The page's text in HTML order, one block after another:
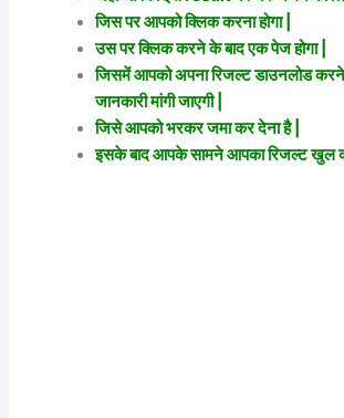
जिस पर आपको क्लिक करना होगा |
उस पर क्लिक करने के बाद एक पेज होगा |
जिसमें आपको अपना रिजल्ट डाउनलोड
जानकारी मांगी जाएगी |
जिसे आपको भरकर जमा कर देना है |
इसके बाद आपके सामने आपका रिजल्ट खुल